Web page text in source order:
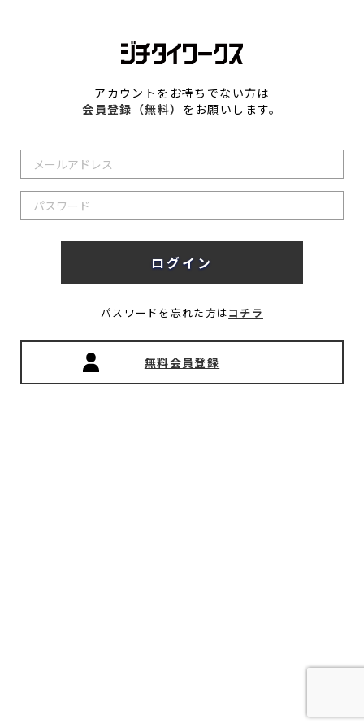
アカウントをお持ちでない方は
会員登録（無料） をお願いします。
パスワードを忘れた方はコチラ
無料会員登録